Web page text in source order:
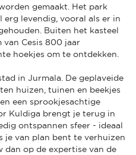
gemaakt. Het park
erg levendig, vooral als er in
Buiten het kasteel
Cesis 800 jaar
hoekjes om te ontdekken.
in Jurmala. De geplaveide
huizen, tuinen en beekjes
een sprookjesachtige
Kuldiga brengt je terug in
ontspannen sfeer - ideaal
je van plan bent te verhuizen
dan op de expertise van de